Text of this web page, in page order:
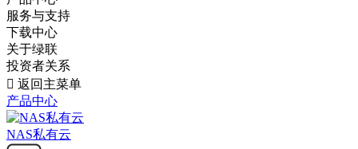
服务与支持
下载中心
关于绿联
投资者关系
 返回主菜单
产品中心
NAS私有云